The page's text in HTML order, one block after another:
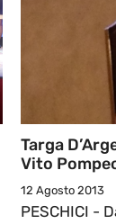
Targa
Vito
12 Agosto 2013
PESCHICI -